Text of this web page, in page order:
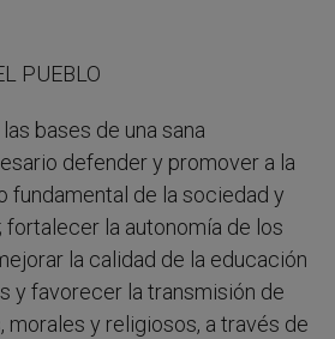
PUEBLO
bases de una sana
defender y promover a la
fundamental de la sociedad y
fortalecer la autonomía de los
la calidad de la educación
y favorecer la transmisión de
morales y religiosos, a través de